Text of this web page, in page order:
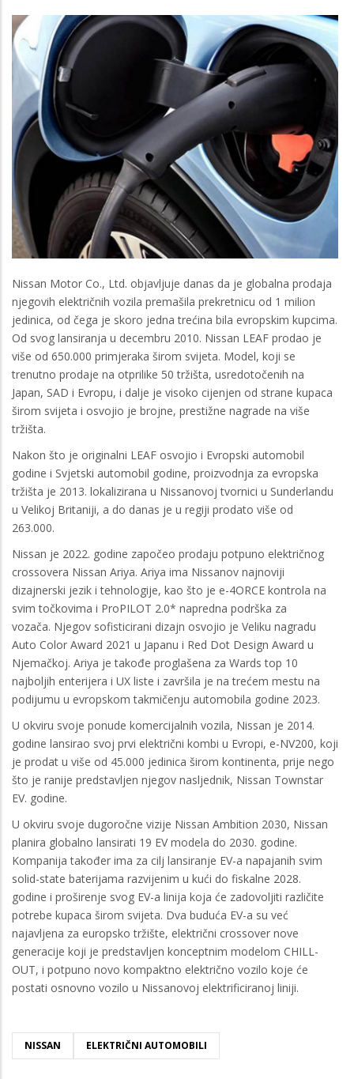
Nissan Motor Co., Ltd. objavljuje danas da je globalna prodaja
njegovih električnih vozila premašila prekretnicu od 1 milion
jedinica, od čega je skoro jedna trećina bila evropskim kupcima.
Od svog lansiranja u decembru 2010. Nissan LEAF prodao je
više od 650.000 primjeraka širom svijeta. Model, koji se
trenutno prodaje na otprilike 50 tržišta, usredotočenih na
Japan, SAD i Evropu, i dalje je visoko cijenjen od strane kupaca
širom svijeta i osvojio je brojne, prestižne nagrade na više
tržišta.
Nakon što je originalni LEAF osvojio i Evropski automobil
godine i Svjetski automobil godine, proizvodnja za evropska
tržišta je 2013. lokalizirana u Nissanovoj tvornici u Sunderlandu
u Velikoj Britaniji, a do danas je u regiji prodato više od
263.000.
Nissan je 2022. godine započeo prodaju potpuno električnog
crossovera Nissan Ariya. Ariya ima Nissanov najnoviji
dizajnerski jezik i tehnologije, kao što je e-4ORCE kontrola na
svim točkovima i ProPILOT 2.0* napredna podrška za
vozača. Njegov sofisticirani dizajn osvojio je Veliku nagradu
Auto Color Award 2021 u Japanu i Red Dot Design Award u
Njemačkoj. Ariya je takođe proglašena za Wards top 10
najboljih enterijera i UX liste i završila je na trećem mestu na
podijumu u evropskom takmičenju automobila godine 2023.
U okviru svoje ponude komercijalnih vozila, Nissan je 2014.
godine lansirao svoj prvi električni kombi u Evropi, e-NV200, koji
je prodat u više od 45.000 jedinica širom kontinenta, prije nego
što je ranije predstavljen njegov nasljednik, Nissan Townstar
EV. godine.
U okviru svoje dugoročne vizije Nissan Ambition 2030, Nissan
planira globalno lansirati 19 EV modela do 2030. godine.
Kompanija također ima za cilj lansiranje EV-a napajanih svim
solid-state baterijama razvijenim u kući do fiskalne 2028.
godine i proširenje svog EV-a linija koja će zadovoljiti različite
potrebe kupaca širom svijeta. Dva buduća EV-a su već
najavljena za europsko tržište, električni crossover nove
generacije koji je predstavljen konceptnim modelom CHILL-
OUT, i potpuno novo kompaktno električno vozilo koje će
postati osnovno vozilo u Nissanovoj elektrificiranoj liniji.
NISSAN ELEKTRIČNI AUTOMOBILI